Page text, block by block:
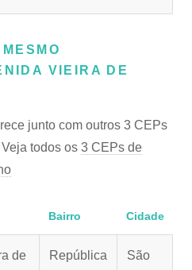
VIEIRA DE
junto com outros 3 CEPs
todos os 3 CEPs de
Bairro Cidade
de
República
São